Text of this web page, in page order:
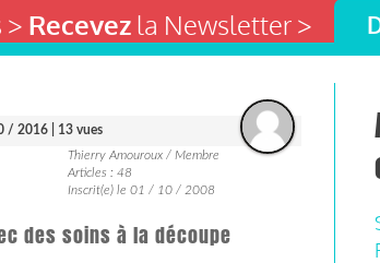
> Recevezla Newsletter >
/ 2016 | 13 vues
Thierry Amouroux / Membre
Articles : 48
Inscrit(e) le 01 / 10 / 2008
des soins à la découpe